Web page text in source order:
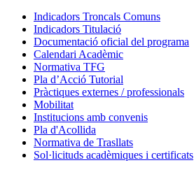
Indicadors Troncals Comuns
Indicadors Titulació
Documentació oficial del programa
Calendari Acadèmic
Normativa TFG
Pla d’Acció Tutorial
Pràctiques externes / professionals
Mobilitat
Institucions amb convenis
Pla d'Acollida
Normativa de Trasllats
Sol·licituds acadèmiques i certificats